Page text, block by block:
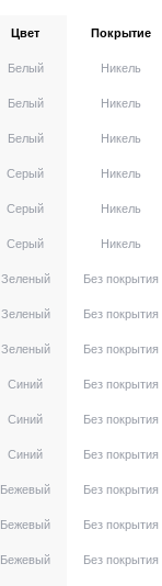
Цвет Покрытие
Белый Никель
Белый Никель
Белый Никель
Серый Никель
Серый Никель
Серый Никель
Зеленый Без покрытия
Зеленый Без покрытия
Зеленый Без покрытия
Синий Без покрытия
Синий Без покрытия
Синий Без покрытия
Бежевый Без покрытия
Бежевый Без покрытия
Бежевый Без покрытия